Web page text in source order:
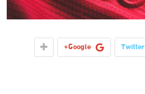
Twitter
Google+